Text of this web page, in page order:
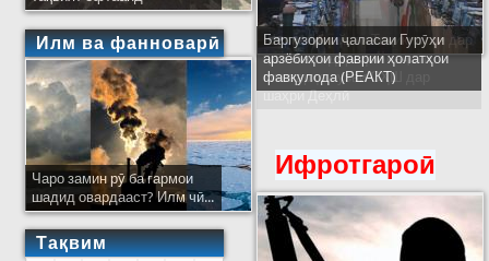
Илм ва фанноварӣ
Чаро замин рӯ ба гармои
шадид овардааст? Илм чӣ...
Тақвим
Баргузории ҷаласаи Гурӯҳи
арзёбиҳои фаврии ҳолатҳои
фавқулода (РЕАКТ)
Ширкати ҳайати Тоҷикистон дар
ҷаласаи идораҳои наҷоти
кишварҳои узви СҲШ дар
шаҳри Деҳлӣ
Ифротгароӣ